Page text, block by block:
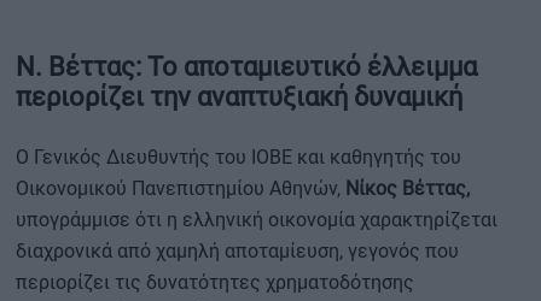
Ν. Βέττας: Το αποταμιευτικό έλλειμμα
περιορίζει την αναπτυξιακή δυναμική
Ο Γενικός Διευθυντής του ΙΟΒΕ και καθηγητής του
Οικονομικού Πανεπιστημίου Αθηνών, Νίκος Βέττας,
υπογράμμισε ότι η ελληνική οικονομία χαρακτηρίζεται
διαχρονικά από χαμηλή αποταμίευση, γεγονός που
περιορίζει τις δυνατότητες χρηματοδότησης